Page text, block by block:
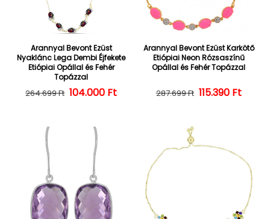
Arannyal Bevont Ezüst
Nyaklánc Lega Dembi Éjfekete
Etiópiai Opállal és Fehér
Topázzal
Normál ár
264.699 Ft Kedvezményes ár
104.000 Ft
Arannyal Bevont Ezüst Karkötő
Etiópiai Neon Rózsaszínű
Opállal és Fehér Topázzal
Normál ár
287.699 Ft 115.390 Ft